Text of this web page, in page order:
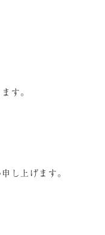
す。
し上げます。